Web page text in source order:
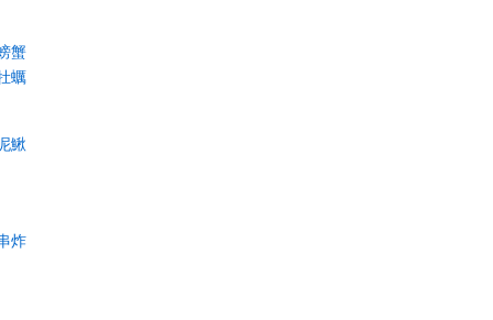
蟹
蠣
鰍
炸